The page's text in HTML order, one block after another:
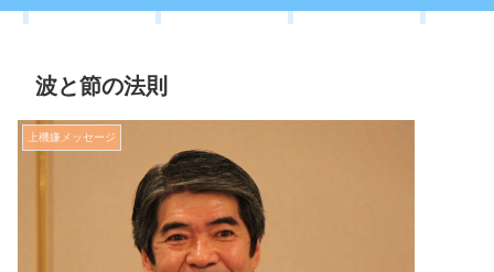
波と節の法則
上機嫌メッセージ